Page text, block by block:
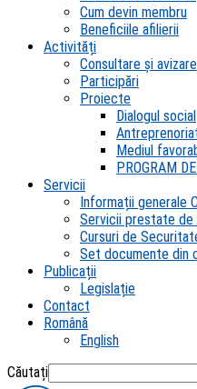
Cum devin membru
Beneficiile afilierii
Activități
Consultare și avizare
Participări
Proiecte
Dialogul social
Mediul
PROGRAM
Servicii
Informații generale
Servicii prestate de
Cursuri de
Set documente din
Publicații
Legislație
Contact
Română
English
Căutați